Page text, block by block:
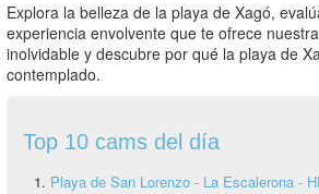
Explora la belleza de la playa de Xagó,
experiencia envolvente que te ofrece
inolvidable y descubre por qué la playa de
contemplado.
Top 10 cams del día
Playa de San Lorenzo - La Escalerona -